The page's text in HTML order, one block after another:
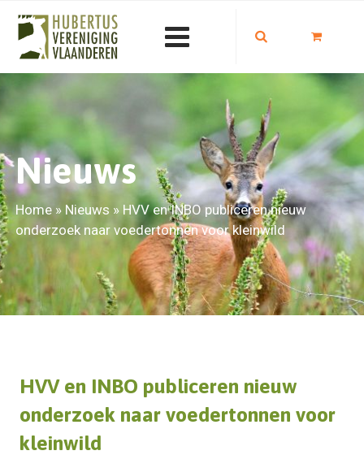
Nieuws
Home» Nieuws » HVV en INBO publiceren nieuw
onderzoek naar voedertonnen voor kleinwild
HVV en INBO publiceren nieuw
onderzoek naar voedertonnen voor
kleinwild